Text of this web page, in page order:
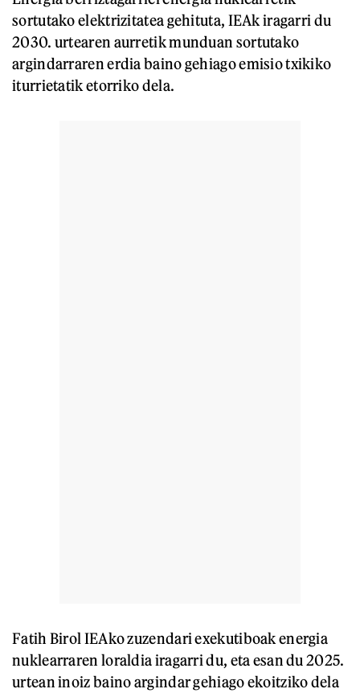
sortutako elektrizitatea gehituta, IEAk iragarri du
2030. urtearen aurretik munduan sortutako
argindarraren erdia baino gehiago emisio txikiko
iturrietatik etorriko dela.
Fatih Birol IEAko zuzendari exekutiboak energia
nuklearraren loraldia iragarri du, eta esan du 2025.
urtean inoiz baino argindar gehiago ekoitziko dela